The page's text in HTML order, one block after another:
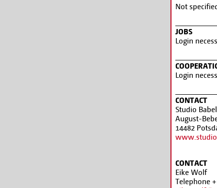
Not
JOBS
Login
Login
CONTACT
Studio
August-
14482
CONTACT
Eike Wolf
Telephone